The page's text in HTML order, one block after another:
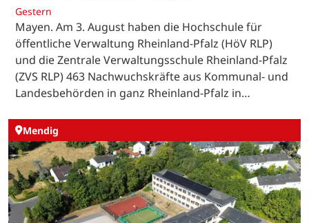
Gestern
Mayen. Am 3. August haben die Hochschule für
öffentliche Verwaltung Rheinland-Pfalz (HöV RLP)
und die Zentrale Verwaltungsschule Rheinland-Pfalz
(ZVS RLP) 463 Nachwuchskräfte aus Kommunal- und
Landesbehörden in ganz Rheinland-Pfalz in…
Mendig